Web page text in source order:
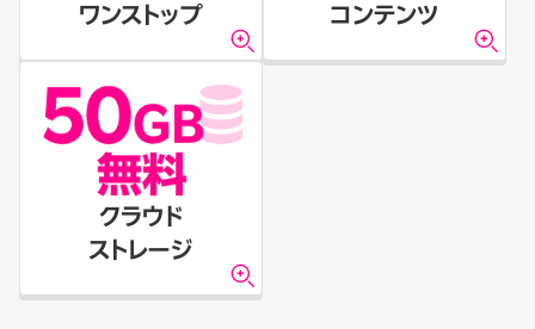
ワンストップ
コンテンツ
クラウド
ストレージ